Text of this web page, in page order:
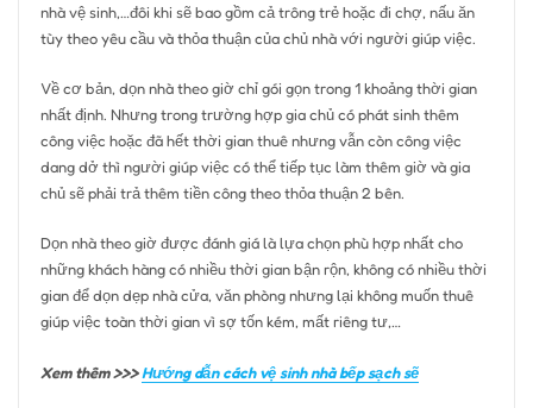
nhà vệ sinh,…đôi khi sẽ bao gồm cả trông trẻ hoặc đi chợ, nấu ăn
tùy theo yêu cầu và thỏa thuận của chủ nhà với người giúp việc.
Về cơ bản, dọn nhà theo giờ chỉ gói gọn trong 1 khoảng thời gian
nhất định. Nhưng trong trường hợp gia chủ có phát sinh thêm
công việc hoặc đã hết thời gian thuê nhưng vẫn còn công việc
dang dở thì người giúp việc có thể tiếp tục làm thêm giờ và gia
chủ sẽ phải trả thêm tiền công theo thỏa thuận 2 bên.
Dọn nhà theo giờ được đánh giá là lựa chọn phù hợp nhất cho
những khách hàng có nhiều thời gian bận rộn, không có nhiều thời
gian để dọn dẹp nhà cửa, văn phòng nhưng lại không muốn thuê
giúp việc toàn thời gian vì sợ tốn kém, mất riêng tư,…
Xem thêm >>>Hướng dẫn cách vệ sinh nhà bếp sạch sẽ